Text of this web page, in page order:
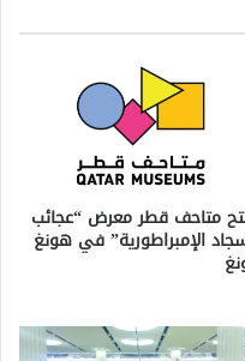
متاحف قطر معرض “عجائب
الإمبراطورية” في هونغ